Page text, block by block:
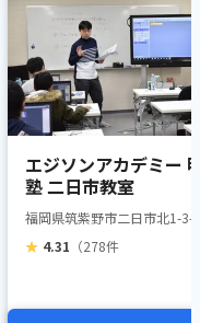
ド2F
エジソンアカデミー
塾 二日市教室
福岡県筑紫野市二日市北1-3-
★ 4.31 （278件